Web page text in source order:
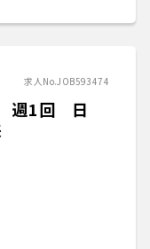
求人No.JOB593474
週1回 日